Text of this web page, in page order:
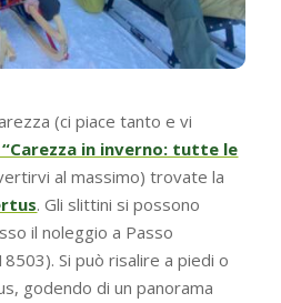
(ci piace tanto e vi
“Carezza in inverno: tutte le
al massimo) trovate la
. Gli slittini si possono
il noleggio a Passo
Si può risalire a piedi o
godendo di un panorama